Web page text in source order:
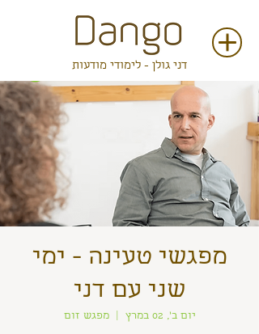
דני גולן - לימודי מודעות
מפגשי טעינה - ימי
שני עם דני
יום ב׳, 02 במרץ
  |
מפגש זום